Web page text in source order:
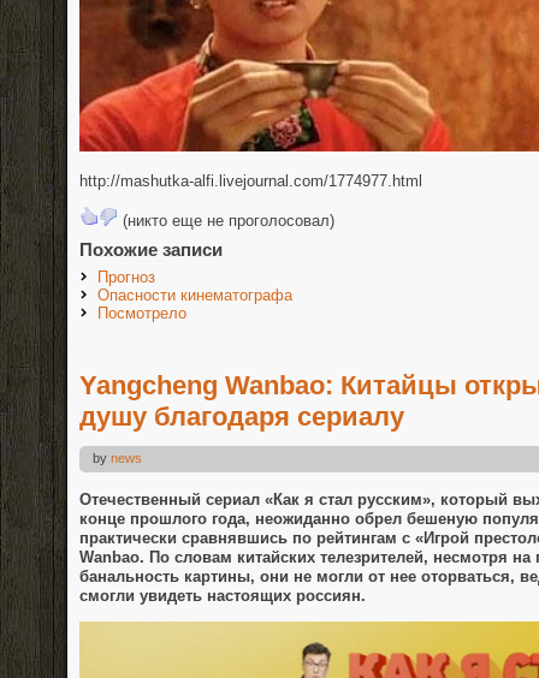
http://mashutka-alfi.livejournal.com/1774977.html
(никто еще не проголосовал)
Похожие записи
Прогноз
Опасности кинематографа
Посмотрело
Yangcheng Wanbao: Китайцы
душу благодаря сериалу
by news
Отечественный сериал «Как я стал русским», который
конце прошлого года, неожиданно обрел бешеную
практически сравнявшись по рейтингам с «Игрой
Wanbao. По словам китайских телезрителей, несмотря на
банальность картины, они не могли от нее оторваться,
смогли увидеть настоящих россиян.